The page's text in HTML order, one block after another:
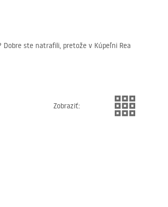
ste natrafili, pretože v Kúpeľni Rea
Zobraziť: